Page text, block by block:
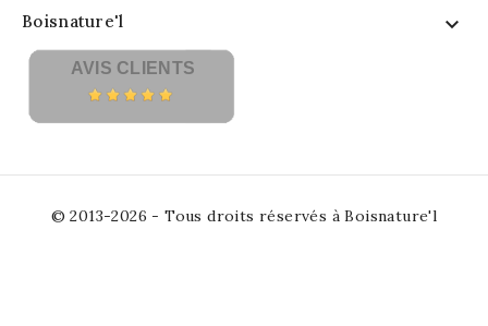
Boisnature'l 
AVIS CLIENTS
© 2013-2026 - Tous droits réservés à Boisnature'l